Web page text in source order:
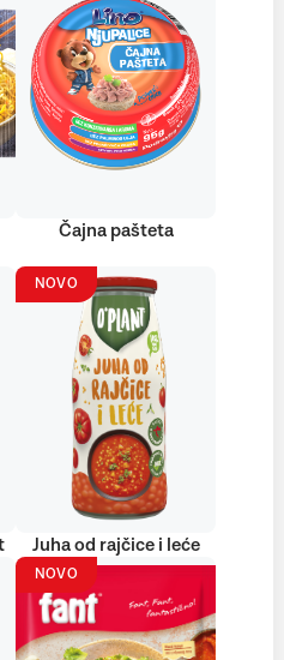
Čajna pašteta
NOVO
Juha od rajčice i leće
NOVO